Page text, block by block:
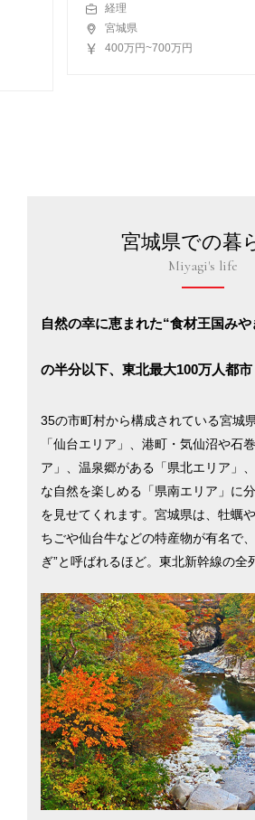
経理
宮城県
400万円~700万円
宮城県での暮
Miyagi's life
自然の幸に恵まれた“食材王国み
の半分以下、東北最大100万人都市
35の市町村から構成されている宮城
「仙台エリア」、港町・気仙沼や石
ア」、温泉郷がある「県北エリア」
な自然を楽しめる「県南エリア」に
を見せてくれます。宮城県は、牡蠣
ちごや仙台牛などの特産物が有名で
ぎ”と呼ばれるほど。東北新幹線の全
ら電車で約20分と、県外への交通ア
購入平均価格は東京の10分の1で賃
が比較的安いのも特徴です。日々の
がコンパクトにまとまった100万人
に、宮城での暮らしを考える際に役
います。